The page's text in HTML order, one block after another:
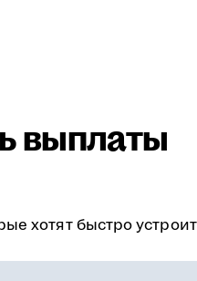
выплаты
хотят быстро